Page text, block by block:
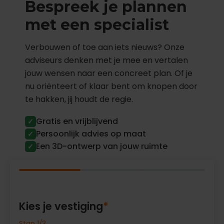
Bespreek je plannen
met een specialist
Verbouwen of toe aan iets nieuws? Onze
adviseurs denken met je mee en vertalen
jouw wensen naar een concreet plan. Of je
nu oriënteert of klaar bent om knopen door
te hakken, jij houdt de regie.
✓ Gratis en vrijblijvend
✓ Persoonlijk advies op maat
✓ Een 3D-ontwerp van jouw ruimte
Kies je vestiging*